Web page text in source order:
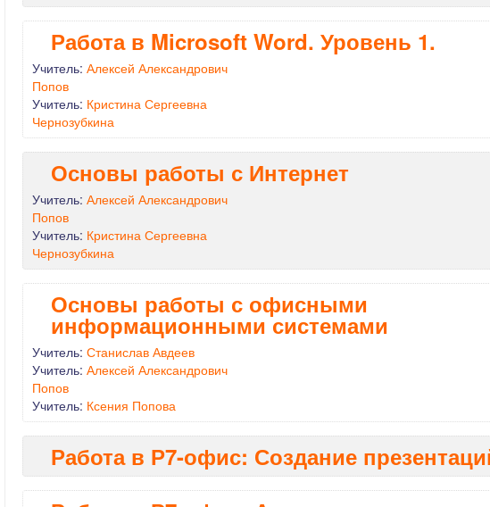
Работа в Microsoft Word. Уровень 1.
Учитель: Алексей Александрович
Попов
Учитель: Кристина Сергеевна
Чернозубкина
Основы работы с Интернет
Учитель: Алексей Александрович
Попов
Учитель: Кристина Сергеевна
Чернозубкина
Основы работы с офисными
информационными системами
Учитель: Станислав Авдеев
Учитель: Алексей Александрович
Попов
Учитель: Ксения Попова
Работа в Р7-офис: Создание